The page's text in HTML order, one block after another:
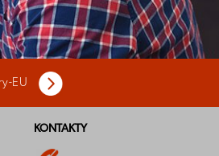
EU
KONTAKTY